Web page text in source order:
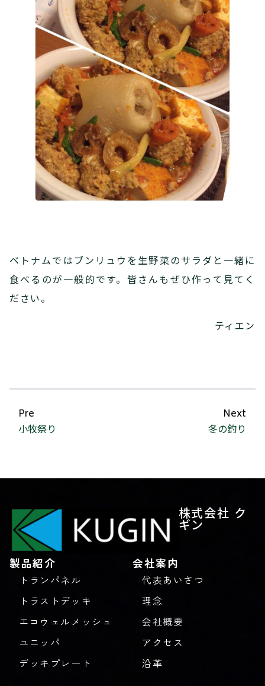
ベトナムではブンリュウを生野菜のサラダと一緒に
食べるのが一般的です。皆さんもぜひ作って見てく
ださい。
ティエン
Pre
小牧祭り
Next
冬の釣り
株式会社 ク
ギン
製品紹介
トランパネル
トラストデッキ
エコウェルメッシュ
ユニッパ
デッキプレート
会社案内
代表あいさつ
理念
会社概要
アクセス
沿革